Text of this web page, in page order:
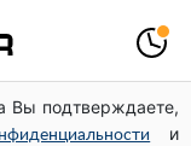
Вы подтверждаете,
и
заставила
только началом